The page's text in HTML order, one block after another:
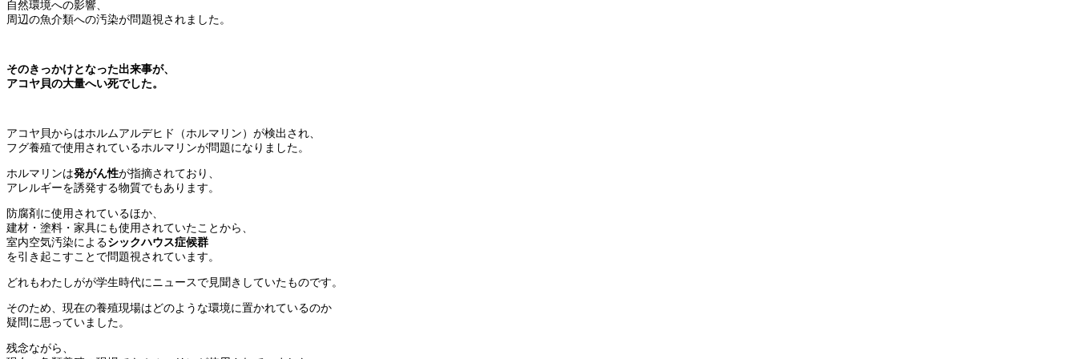
自然環境への影響、
周辺の魚介類への汚染が問題視されました。
そのきっかけとなった出来事が、
アコヤ貝の大量へい死でした。
アコヤ貝からはホルムアルデヒド（ホルマリン）が検出され、
フグ養殖で使用されているホルマリンが問題になりました。
ホルマリンは発がん性が指摘されており、
アレルギーを誘発する物質でもあります。
防腐剤に使用されているほか、
建材・塗料・家具にも使用されていたことから、
室内空気汚染によるシックハウス症候群
を引き起こすことで問題視されています。
どれもわたしがが学生時代にニュースで見聞きしていたものです。
そのため、現在の養殖現場はどのような環境に置かれているのか
疑問に思っていました。
残念ながら、